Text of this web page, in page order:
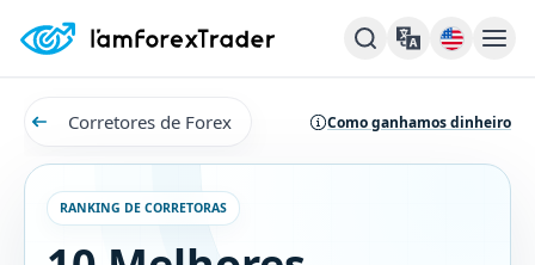
Corretores de Forex Como ganhamos dinheiro
RANKING DE CORRETORAS